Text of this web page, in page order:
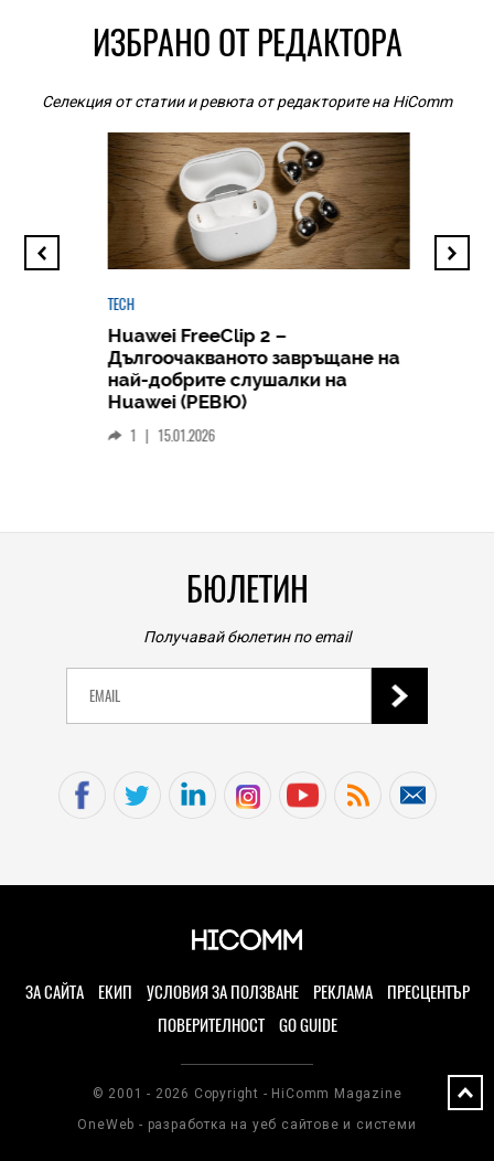
ИЗБРАНО ОТ РЕДАКТОРА
Селекция от статии и ревюта от редакторите на HiComm
TECH
Huawei FreeClip 2 –
Дългоочакваното завръщане на
най-добрите слушалки на
Huawei (РЕВЮ)
1 | 15.01.2026
БЮЛЕТИН
Получавай бюлетин по email
ЗА САЙТА ЕКИП УСЛОВИЯ ЗА ПОЛЗВАНЕ РЕКЛАМА
ПРЕСЦЕНТЪР
ПОВЕРИТЕЛНОСТ
GO GUIDE
© 2001 - 2026 Copyright - HiComm Magazine
OneWeb - разработка на уеб сайтове и системи